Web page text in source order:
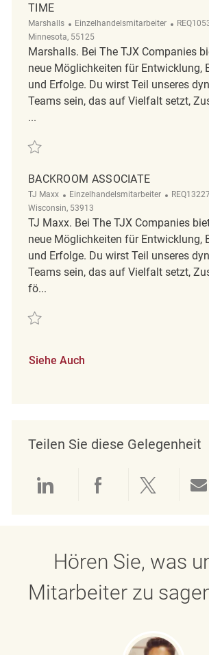
TIME
Marshalls Kategorie
Einzelhandelsmitarbeiter ReqId
Minnesota, 55125
Marshalls. Bei The TJX Companies
neue Möglichkeiten für Entwicklung,
und Erfolge. Du wirst Teil unseres
Teams sein, das auf Vielfalt setzt,
...
Retten Retail Store Cleaner Early Morning -
BACKROOM ASSOCIATE
TJ Maxx Kategorie
Einzelhandelsmitarbeiter ReqId
Wisconsin, 53913
TJ Maxx. Bei The TJX Companies
neue Möglichkeiten für Entwicklung,
und Erfolge. Du wirst Teil unseres
Teams sein, das auf Vielfalt setzt,
fö...
Retten Backroom Associate REQ132272
Siehe Auch
Teilen Sie diese Gelegenheit
Über LinkedIn teilen
Über Facebook
Über
Hören Sie, was
Mitarbeiter zu